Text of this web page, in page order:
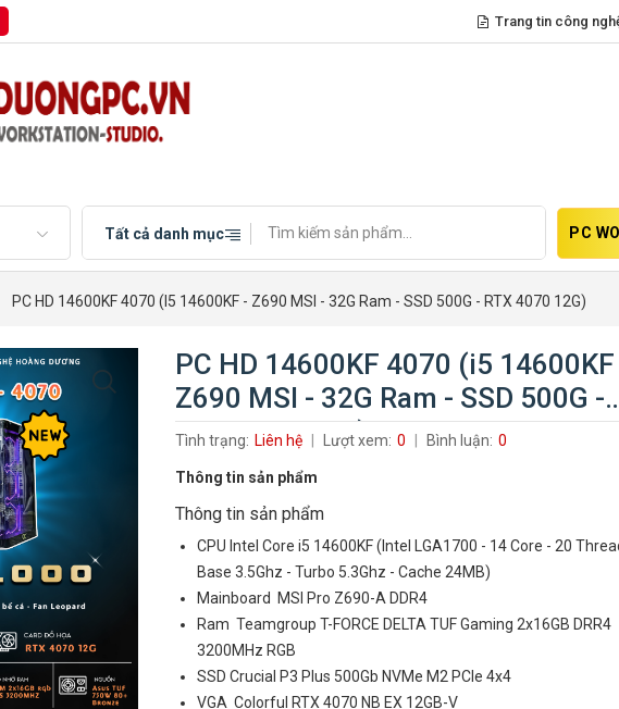
Trang tin công
Tất cả danh mục PC
PC HD 14600KF 4070 (i5 14600KF - Z690 MSI - 32G Ram - SSD 500G - RTX 4070 12G)
PC HD 14600KF 4070 (i5 14600KF
Z690 MSI - 32G Ram - SSD 500G -
RTX 4070 12G)
Tình trạng: Liên hệ Lượt xem: 0 Bình luận: 0
Thông tin sản phẩm
Thông tin sản phẩm
CPU Intel Core i5 14600KF (Intel LGA1700 - 14 Core - 20
Base 3.5Ghz - Turbo 5.3Ghz - Cache 24MB)
Mainboard
MSI Pro Z690-A DDR4
Ram Teamgroup T-FORCE DELTA TUF Gaming 2x16GB DRR4
3200MHz RGB
SSD Crucial P3 Plus 500Gb NVMe M2 PCIe 4x4
VGA Colorful RTX 4070 NB EX 12GB-V